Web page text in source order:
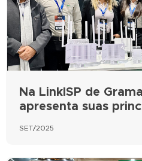
Na LinkISP de
apresenta suas
SET/2025